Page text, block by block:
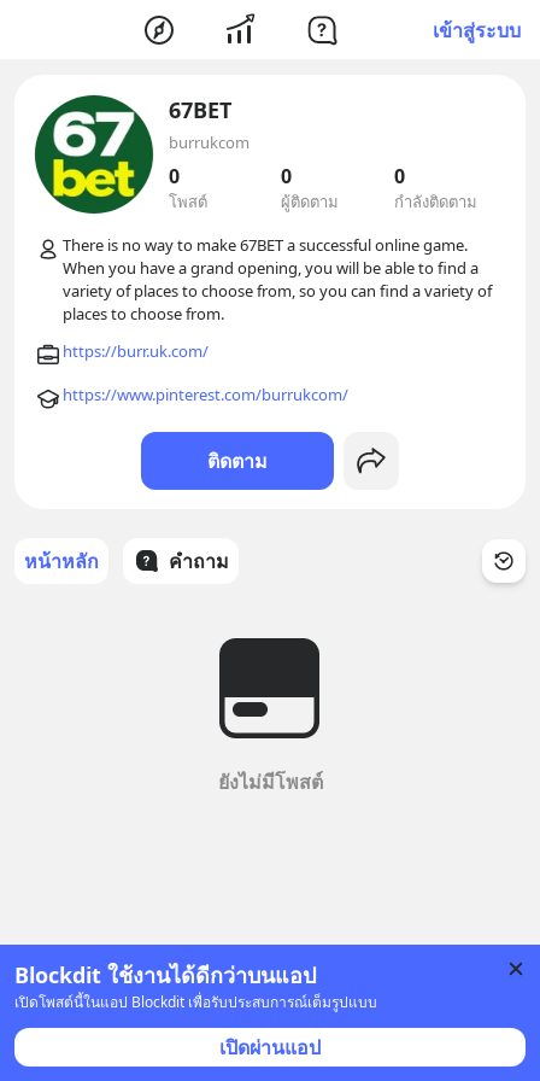
เข้าสู่ระบบ
Blockdit ใช้งานได้ดีกว่าบนแอป
เปิดโพสต์นี้ในแอป Blockdit เพื่อรับประสบการณ์เต็มรูปแบบ
เปิดผ่านแอป
67BET
burrukcom
0
โพสต์
0
ผู้ติดตาม
0
กำลังติดตาม
There is no way to make 67BET a successful online game.
When you have a grand opening, you will be able to find a
variety of places to choose from, so you can find a variety of
https://burr.uk.com/
https://www.pinterest.com/burrukcom/
ติดตาม
หน้าหลัก คำถาม
ยังไม่มีโพสต์